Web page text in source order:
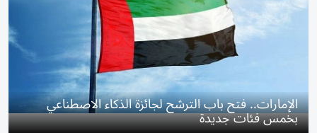
الإمارات.. فتح باب الترشح لجائزة الذكاء الاصطناعي
بخمس فئات جديدة